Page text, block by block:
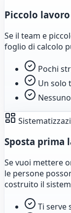
Piccolo
Se il team e
foglio di calcolo
Pochi
Un solo
Sposta prima
Se vuoi mettere
le persone
costruito il
Ti serve